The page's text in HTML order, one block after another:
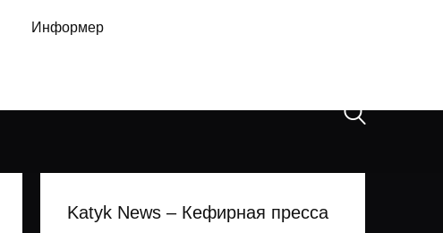
Информер
Katyk News – Кефирная пресса